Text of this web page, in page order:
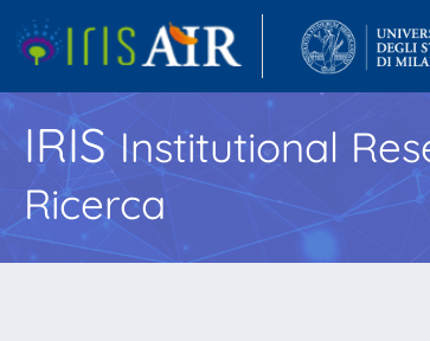
IRISInstitutional
Ricerca